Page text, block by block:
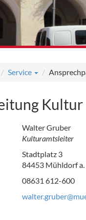
Service
Kultur
Walter Gruber
Kulturamtsleiter
Stadtplatz 3
84453 Mühldorf a.
08631 612-600